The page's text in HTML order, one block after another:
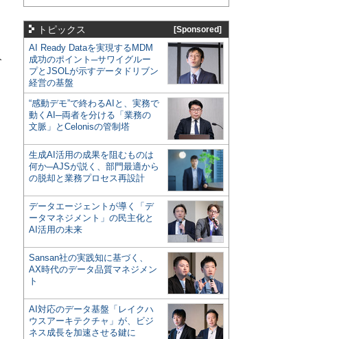
トピックス [Sponsored]
AI Ready Dataを実現するMDM
成功のポイント─サワイグルー
プとJSOLが示すデータドリブン
経営の基盤
“感動デモ”で終わるAIと、実務で
動くAI─両者を分ける「業務の
文脈」とCelonisの管制塔
生成AI活用の成果を阻むものは
何か─AJSが説く、部門最適から
の脱却と業務プロセス再設計
データエージェントが導く「デ
ータマネジメント」の民主化と
AI活用の未来
Sansan社の実践知に基づく、
AX時代のデータ品質マネジメン
ト
AI対応のデータ基盤「レイクハ
ウスアーキテクチャ」が、ビジ
ネス成長を加速させる鍵に